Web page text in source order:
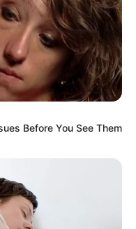
Before You See Them